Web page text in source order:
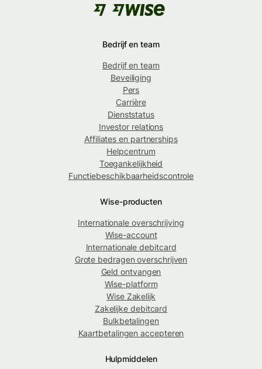
Bedrijf en team
Bedrijf en team
Beveiliging
Pers
Carrière
Dienststatus
Investor relations
Affiliates en partnerships
Helpcentrum
Toegankelijkheid
Functiebeschikbaarheidscontrole
Wise-producten
Internationale overschrijving
Wise-account
Internationale debitcard
Grote bedragen overschrijven
Geld ontvangen
Wise-platform
Wise Zakelijk
Zakelijke debitcard
Bulkbetalingen
Kaartbetalingen accepteren
Hulpmiddelen